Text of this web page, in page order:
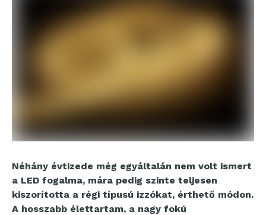
Néhány évtizede még egyáltalán nem volt ismert
a LED fogalma, mára pedig szinte teljesen
kiszorította a régi típusú izzókat, érthető módon.
A hosszabb élettartam, a nagy fokú